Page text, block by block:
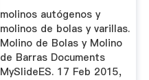
molinos autógenos y
molinos de bolas y varillas.
Molino de Bolas y Molino
de Barras Documents
MySlideES. 17 Feb 2015,